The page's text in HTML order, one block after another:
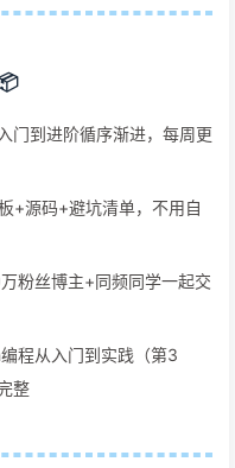
门到进阶循序渐进，每周更
+源码+避坑清单，不用自
粉丝博主+同频同学一起交
程从入门到实践（第3
整